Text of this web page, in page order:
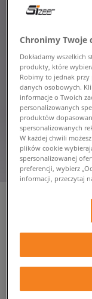
249,99 zł z VAT
Chronimy Twoje
Dokładamy wszelkich
produkty, które
Robimy to jednak przy
danych osobowych.
informacje o Twoich
personalizowanych
produktów
spersonalizowanych
W każdej chwili
plików cookie
spersonalizowanej
preferencji, wybierz
informacji, przeczytaj